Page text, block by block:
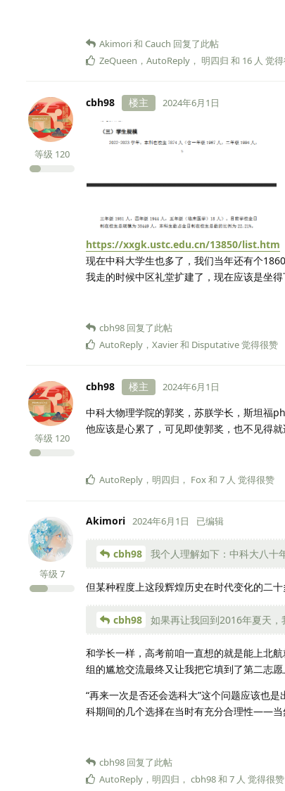
Akimori和 Cauch 回复了此帖
ZeQueen ， AutoReply ， 明四归 和 16 人 觉
cbh98 楼主
等级 120
2024年6月1日
https://xxgk.ustc.edu.cn/13850/list.htm
现在中科大学生也多了，我们当年还有个
我走的时候中区礼堂扩建了，现在应该是坐得
cbh98 回复了此帖
AutoReply ， Xavier和 Disputative觉得很赞
cbh98 楼主
等级 120
2024年6月1日
中科大物理学院的郭奖，苏朕学长，斯坦福
他应该是心累了，可见即使郭奖，也不见得
AutoReply ， 明四归 ， Fox和 7 人 觉得很赞
Akimori
等级 7
2024年6月1日 已编辑
cbh98 我个人理解如下：中科大八十
但某种程度上这段辉煌历史在时代变化的二
cbh98 如果再让我回到2016年夏天
和学长一样，高考前咱一直想的就是能上北
组的尴尬交流最终又让我把它填到了第二志
“再来一次是否还会选科大”这个问题应该也
科期间的几个选择在当时有充分合理性——
cbh98 回复了此帖
AutoReply ， 明四归 ， cbh98和 7 人 觉得很赞